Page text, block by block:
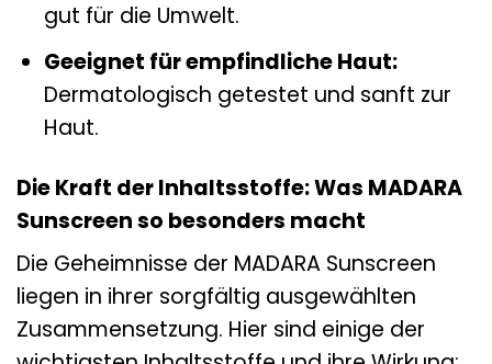
gut für die Umwelt.
Geeignet für empfindliche Haut:
Dermatologisch getestet und sanft zur
Haut.
Die Kraft der Inhaltsstoffe: Was MADARA
Sunscreen so besonders macht
Die Geheimnisse der MADARA Sunscreen
liegen in ihrer sorgfältig ausgewählten
Zusammensetzung. Hier sind einige der